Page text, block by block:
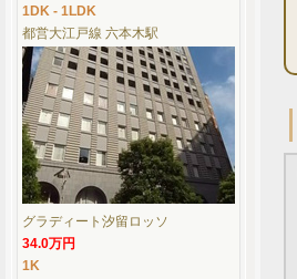
1DK - 1LDK
都営大江戸線 六本木駅
グラディート汐留ロッソ
34.0万円
1K